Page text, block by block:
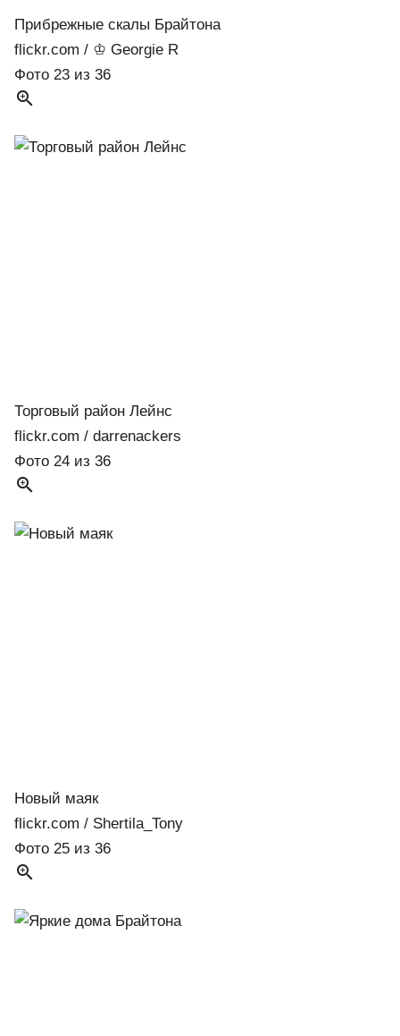
Прибрежные скалы Брайтона
flickr.com / ♔ Georgie R
Фото 23 из 36

Торговый район Лейнс
flickr.com / darrenackers
Фото 24 из 36

Новый маяк
flickr.com / Shertila_Tony
Фото 25 из 36
